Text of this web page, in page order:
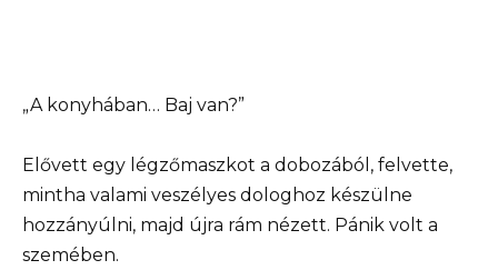
„A konyhában… Baj van?”
Elővett egy légzőmaszkot a dobozából, felvette,
mintha valami veszélyes dologhoz készülne
hozzányúlni, majd újra rám nézett. Pánik volt a
szemében.